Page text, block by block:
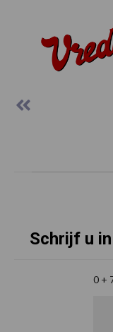
Schrijf u
0 +